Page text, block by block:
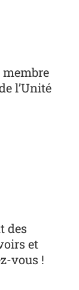
l’Unité
des
et
vous !